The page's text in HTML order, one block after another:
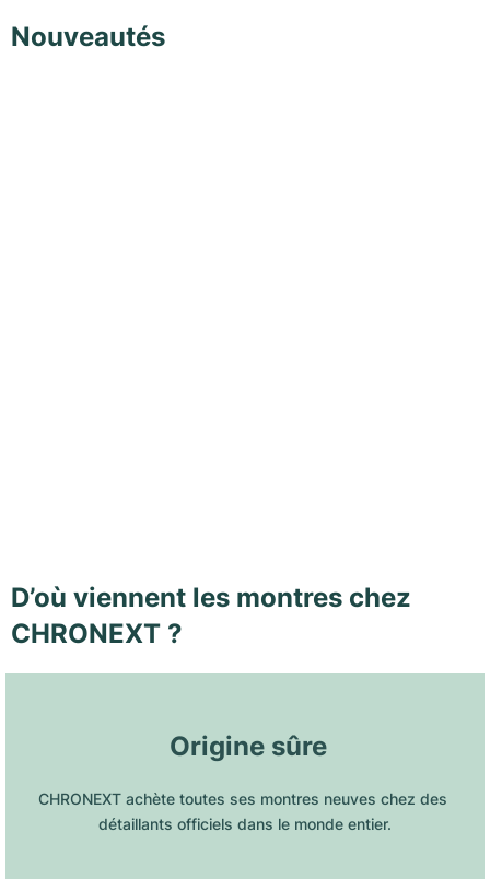
Nouveautés
D’où viennent les montres chez
CHRONEXT ?
Origine sûre
CHRONEXT achète toutes ses montres neuves chez des
détaillants officiels dans le monde entier.